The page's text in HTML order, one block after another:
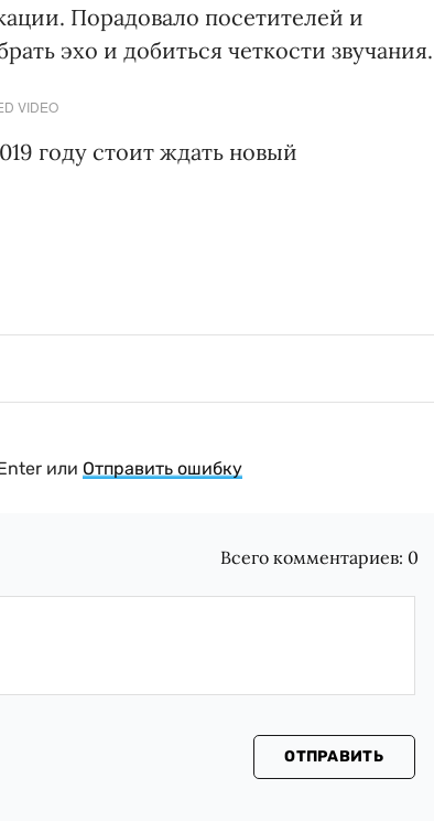
Порадовало посетителей и
эхо и добиться четкости звучания.
VIDEO
году стоит ждать новый
или Отправить ошибку
Всего комментариев: 0
ОТПРАВИТЬ